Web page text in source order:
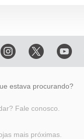
estava procurando?
Fale conosco.
mais próximas.